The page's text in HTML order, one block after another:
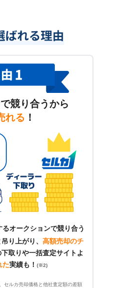
ばれる理由
競り合うから
れる ！
るオークションで競り合う
り上がり、 高額売却のチ
取りや一括査定サイトよ
た実績も！ (※2)
セルカ売却価格と他社査定額の差額